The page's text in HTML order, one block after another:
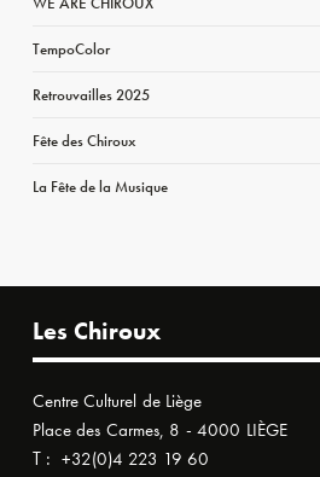
TempoColor
Retrouvailles 2025
Fête des Chiroux
La Fête de la Musique
Les Chiroux
Centre Culturel de Liège
Place des Carmes, 8 - 4000 LIÈGE
T : +32(0)4 223 19 60